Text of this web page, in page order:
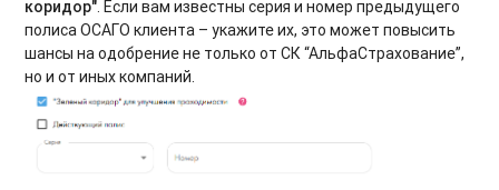
коридор". Если вам известны серия и номер предыдущего
полиса ОСАГО клиента – укажите их, это может повысить
шансы на одобрение не только от СК “АльфаСтрахование”,
но и от иных компаний.